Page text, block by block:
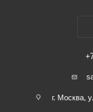
г. Москва,